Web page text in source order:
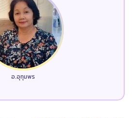
อ.อุทุมพร